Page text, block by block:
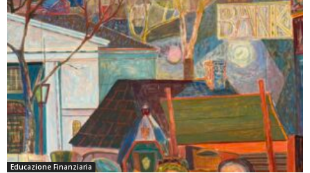
Educazione Finanziaria